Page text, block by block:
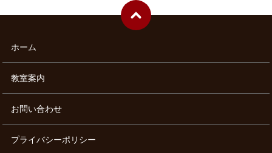
ホーム
教室案内
お問い合わせ
プライバシーポリシー